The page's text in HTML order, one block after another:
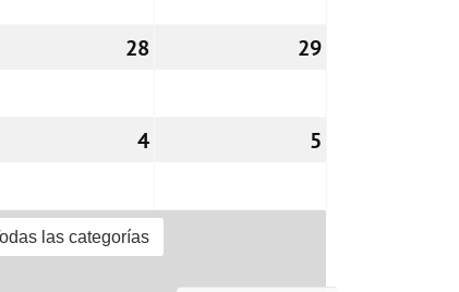
03/2026 2828/03/2026 2929/03/2026
404/04/2026 5
las categorías